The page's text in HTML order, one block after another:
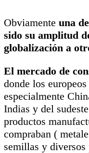
Obviamente una
sido su amplitud
globalización a
El mercado de
donde los
especialmente
Indias y del
productos
compraban (
semillas y diversos